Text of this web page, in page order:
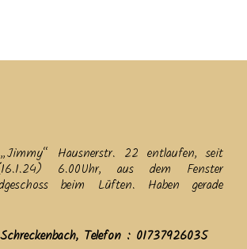
Hausnerstr. 22 entlaufen, seit
6.00Uhr, aus dem Fenster
beim Lüften. Haben gerade
Telefon : 01737926035